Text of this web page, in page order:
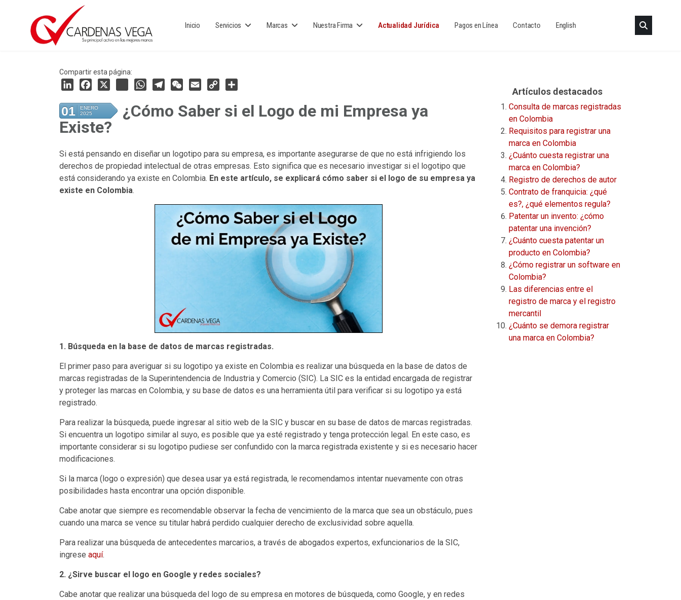
Inicio Servicios Marcas Nuestra Firma Actualidad Jurídica Pagos en Línea Contacto English
Compartir esta página:
Link
01
ENERO
2025
¿Cómo Saber si el Logo de mi Empresa ya
Existe?
Si está pensando en diseñar un logotipo para su empresa, es importante asegurarse de que no está infrigiendo los
derechos de propiedad intelectual de otras empresas. Esto significa que es necesario investigar si el logotipo que
está considerando ya existe en Colombia. En este artículo, se explicará cómo saber si el logo de su empresa ya
existe en Colombia.
1. Búsqueda en la base de datos de marcas registradas.
El primer paso para averiguar si su logotipo ya existe en Colombia es realizar una búsqueda en la base de datos de
marcas registradas de la Superintendencia de Industria y Comercio (SIC). La SIC es la entidad encargada de registrar
y proteger las marcas en Colombia, y su base de datos es una herramienta útil para verificar si su logotipo ya está
registrado.
Para realizar la búsqueda, puede ingresar al sitio web de la SIC y buscar en su base de datos de marcas registradas.
Si encuentra un logotipo similar al suyo, es posible que ya esté registrado y tenga protección legal. En este caso, es
importante considerar si su logotipo pudiese ser confundido con la marca registrada existente y si es necesario hacer
modificaciones.
Si la marca (logo o expresión) que desea usar ya está registrada, le recomendamos intentar nuevamente con otras
posibilidades hasta encontrar una opción disponible.
Cabe anotar que siempre es recomendable observar la fecha de vencimiento de la marca que sea un obstáculo, pues
cuando una marca se vence su titular habrá perdido cualquier derecho de exclusividad sobre aquella.
Para realizar una búsqueda de antecedentes marcarios, a través de abogados expertos, exfuncionarios de la SIC,
ingrese aquí.
2. ¿Sirve buscar el logo en Google y redes sociales?
Cabe anotar que realizar una búsqueda del logo de su empresa en motores de búsqueda, como Google, y en redes
Artículos destacados
Consulta de marcas registradas
en Colombia
Requisitos para registrar una
marca en Colombia
¿Cuánto cuesta registrar una
marca en Colombia?
Registro de derechos de autor
Contrato de franquicia: ¿qué
es?, ¿qué elementos regula?
Patentar un invento: ¿cómo
patentar una invención?
¿Cuánto cuesta patentar un
producto en Colombia?
¿Cómo registrar un software en
Colombia?
Las diferencias entre el
registro de marca y el registro
mercantil
¿Cuánto se demora registrar
una marca en Colombia?